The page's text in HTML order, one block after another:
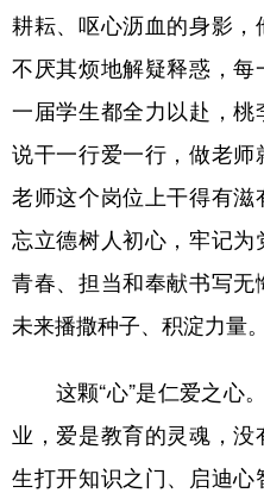
耕耘、呕心沥血的身影，
不厌其烦地解疑释惑，
一届学生都全力以赴，
说干一行爱一行，做老
老师这个岗位上干得有
忘立德树人初心，牢记
青春、担当和奉献书写
未来播撒种子、积淀力量。
这颗“心”是仁爱之心。
业，爱是教育的灵魂，
生打开知识之门、启迪